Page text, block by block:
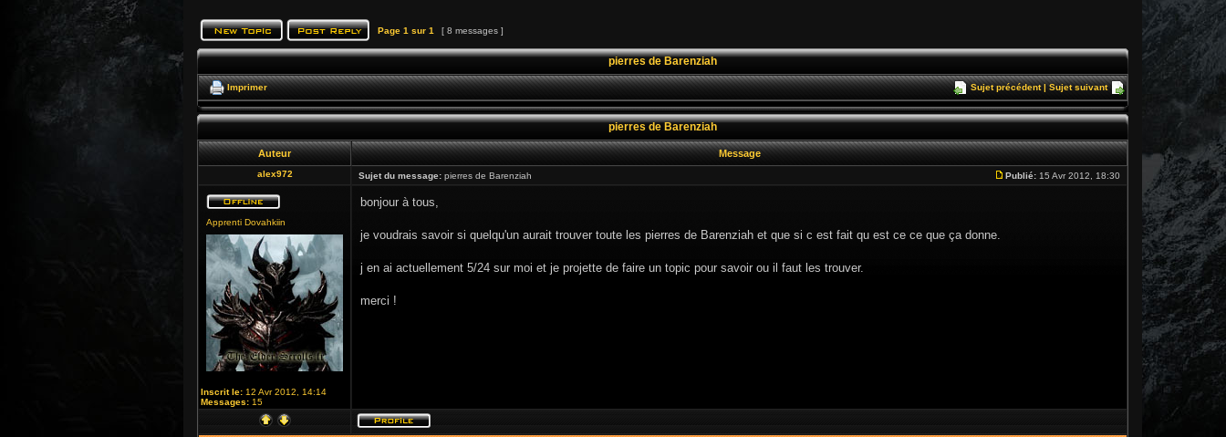
Page 1 sur 1 [ 8 messages ]
pierres de Barenziah
Imprimer Sujet précédent|Sujet suivant
pierres de Barenziah
Auteur Message
alex972 Sujet du message: pierres de Barenziah Publié: 15 Avr 2012, 18:30
Apprenti Dovahkiin
Inscrit le: 12 Avr 2012, 14:14
Messages: 15
bonjour à tous,
je voudrais savoir si quelqu'un aurait trouver toute les pierres de Barenziah et que si c est fait qu est ce ce que ça donne.
j en ai actuellement 5/24 sur moi et je projette de faire un topic pour savoir ou il faut les trouver.
merci !